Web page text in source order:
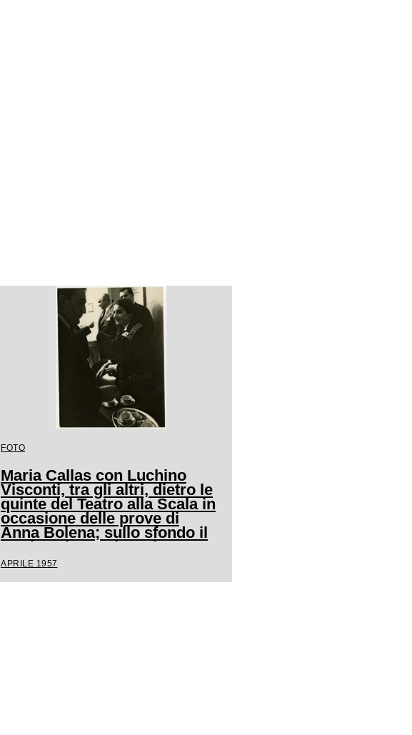
FOTO
Maria Callas con Luchino
Visconti, tra gli altri, dietro le
quinte del Teatro alla Scala in
occasione delle prove di
Anna Bolena; sullo sfondo il
marito Giovanni Battista
Meneghini
APRILE 1957